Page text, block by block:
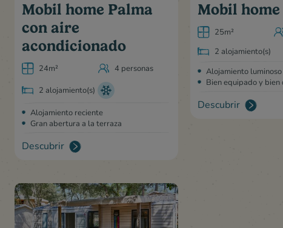
Mobil home Palma
con aire
acondicionado
24m²
4 personas
2 alojamiento(s)
Alojamiento reciente
Gran abertura a la terraza
Descubrir
Mobil
25m²
2 alojamiento(s)
Alojamiento luminoso
Bien equipado y
Descubrir